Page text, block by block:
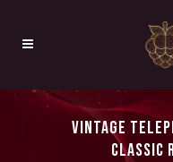
VINTAGE
CLASSIC